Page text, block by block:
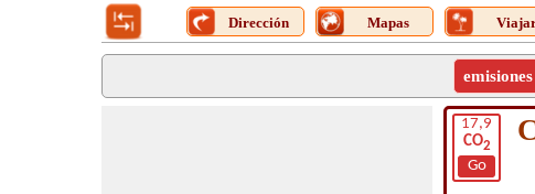
Dirección Mapas
17,9
CO2
Go